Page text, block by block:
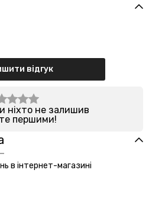
відгук
ніхто не залишив
першими!
в інтернет-магазині